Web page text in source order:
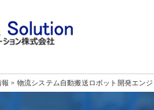
> 物流システム自動搬送ロボット開発エン